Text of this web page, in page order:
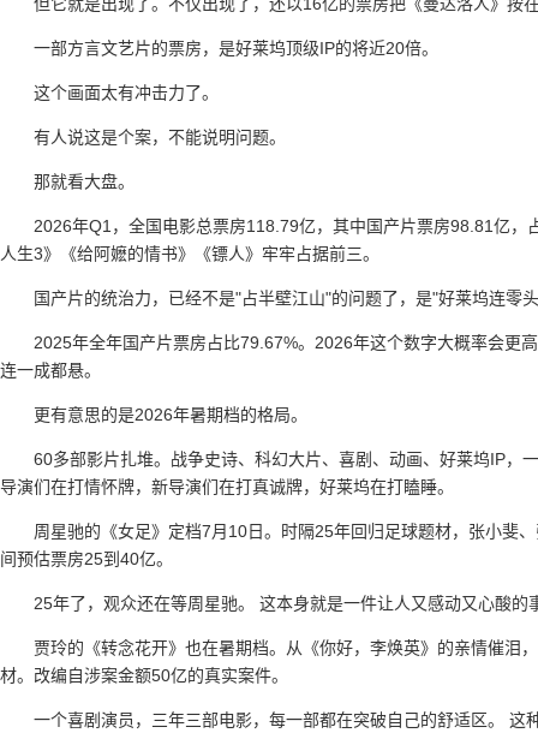
一部方言文艺片的票房，是好莱坞顶级IP的将近20倍。
这个画面太有冲击力了。
有人说这是个案，不能说明问题。
那就看大盘。
2026年Q1，全国电影总票房118.79亿，其中国产片票房98.81亿
人生3》《给阿嬷的情书》《镖人》牢牢占据前三。
国产片的统治力，已经不是"占半壁江山"的问题了，是"好莱坞连零
2025年全年国产片票房占比79.67%。2026年这个数字大概率会更
连一成都悬。
更有意思的是2026年暑期档的格局。
60多部影片扎堆。战争史诗、科幻大片、喜剧、动画、好莱坞IP，
导演们在打情怀牌，新导演们在打真诚牌，好莱坞在打瞌睡。
周星驰的《女足》定档7月10日。时隔25年回归足球题材，张小斐
间预估票房25到40亿。
25年了，观众还在等周星驰。 这本身就是一件让人又感动又心酸
贾玲的《转念花开》也在暑期档。从《你好，李焕英》的亲情催泪
材。改编自涉案金额50亿的真实案件。
一个喜剧演员，三年三部电影，每一部都在突破自己的舒适区。 这